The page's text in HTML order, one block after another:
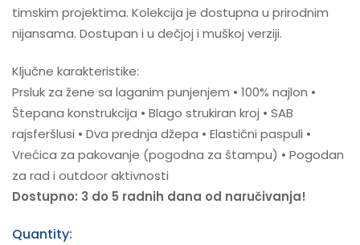
timskim projektima. Kolekcija je dostupna u prirodnim
nijansama. Dostupan i u dečjoj i muškoj verziji.
Ključne karakteristike:
Prsluk za žene sa laganim punjenjem • 100% najlon •
Štepana konstrukcija • Blago strukiran kroj • SAB
rajsferšlusi • Dva prednja džepa • Elastični paspuli •
Vrećica za pakovanje (pogodna za štampu) • Pogodan
za rad i outdoor aktivnosti
Dostupno: 3 do 5 radnih dana od naručivanja!
Quantity: